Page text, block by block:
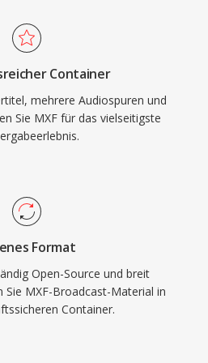
Standards wie AS-02 und
stellt sicher,
MKV-Lesen und -
was die breite
Streaming-Tools
vorangetrieben hat. Die
bevorzugten Container
Container
mehrere Audiospuren und
Sie MXF für das vielseitigste
Format
Open-Source und breit
MXF-Broadcast-Material in
Container.